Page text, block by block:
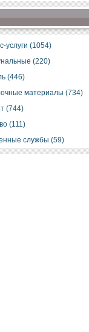
услуги (1054)
(220)
(446)
материалы (734)
(744)
(111)
службы (59)